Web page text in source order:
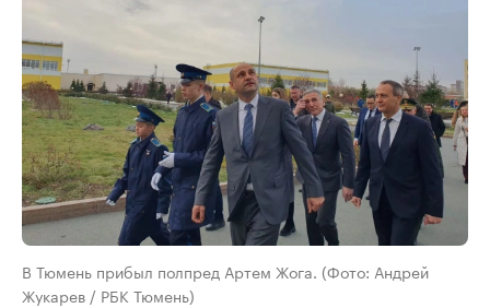
В Тюмень прибыл полпред Артем Жога. (Фото: Андрей
Жукарев / РБК Тюмень)